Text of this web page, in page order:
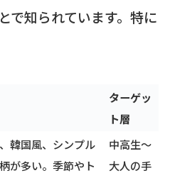
で知られています。特に
ターゲッ
ト層
韓国風、シンプル
が多い。季節やト
中高生〜
大人の手